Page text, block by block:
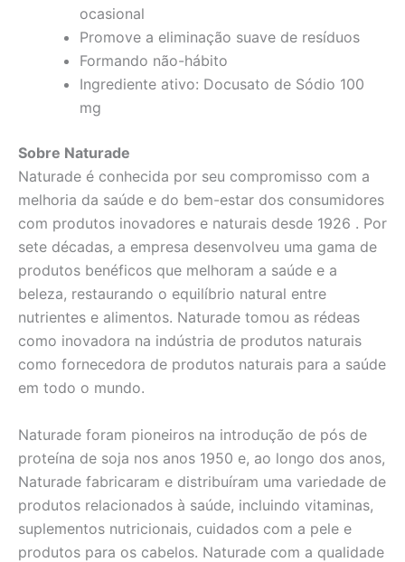
ocasional
Promove a eliminação suave de resíduos
Formando não-hábito
Ingrediente ativo: Docusato de Sódio 100
mg
Sobre Naturade
Naturade é conhecida por seu compromisso com a
melhoria da saúde e do bem-estar dos consumidores
com produtos inovadores e naturais desde 1926 . Por
sete décadas, a empresa desenvolveu uma gama de
produtos benéficos que melhoram a saúde e a
beleza, restaurando o equilíbrio natural entre
nutrientes e alimentos. Naturade tomou as rédeas
como inovadora na indústria de produtos naturais
como fornecedora de produtos naturais para a saúde
em todo o mundo.
Naturade foram pioneiros na introdução de pós de
proteína de soja nos anos 1950 e, ao longo dos anos,
Naturade fabricaram e distribuíram uma variedade de
produtos relacionados à saúde, incluindo vitaminas,
suplementos nutricionais, cuidados com a pele e
produtos para os cabelos. Naturade com a qualidade